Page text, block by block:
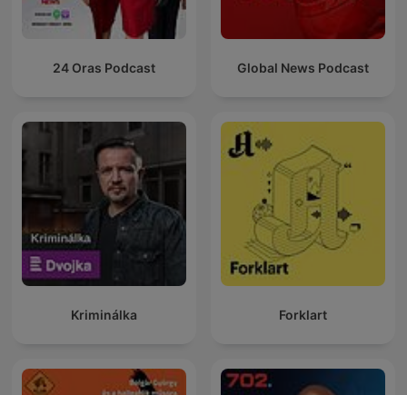
24 Oras Podcast Global News Podcast
Kriminálka Forklart